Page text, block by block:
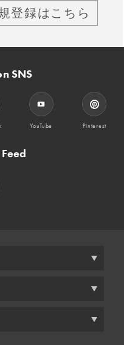
登録はこちら
SNS
YouTube Pinterest